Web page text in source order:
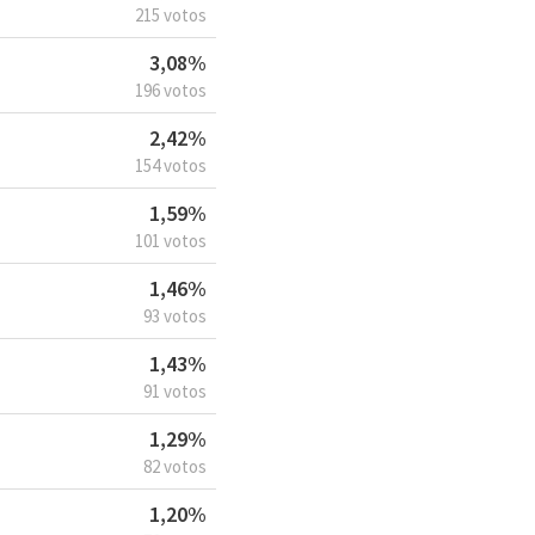
215 votos
3,08%
196 votos
2,42%
154 votos
1,59%
101 votos
1,46%
93 votos
1,43%
91 votos
1,29%
82 votos
1,20%